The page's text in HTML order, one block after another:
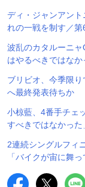
ディ・ジャンアン
れの一戦を制す／
波乱のカタルーニ
はやるべきではなか
ブリビオ、今季限
へ最終発表待ちか
小椋藍、4番手チェ
すべきではなかっ
2連続シングルフィ
「バイクが宙に舞